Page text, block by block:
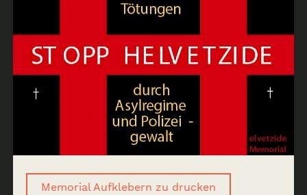
Memorial Aufklebern zu drucken